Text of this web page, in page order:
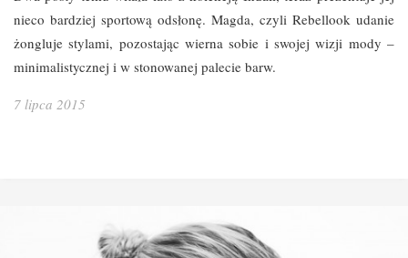
nieco bardziej sportową odsłonę. Magda, czyli Rebellook udanie
żongluje stylami, pozostając wierna sobie i swojej wizji mody –
minimalistycznej i w stonowanej palecie barw.
7 lipca 2015